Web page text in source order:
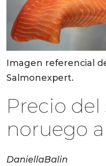
Imagen referencial
Salmonexpert.
Precio
noruego
DaniellaBalin